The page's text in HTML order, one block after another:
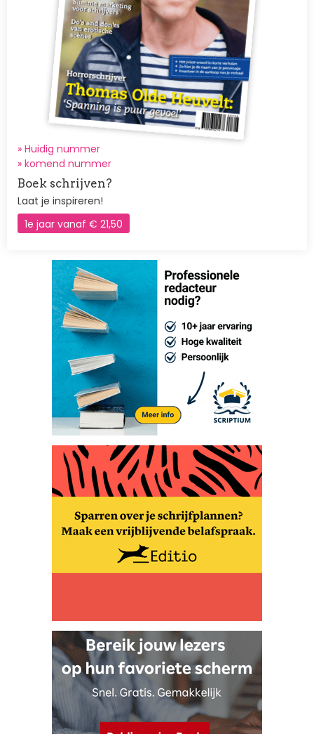
» Huidig nummer
» komend nummer
Boek schrijven?
Laat je inspireren!
1e jaar vanaf € 21,50